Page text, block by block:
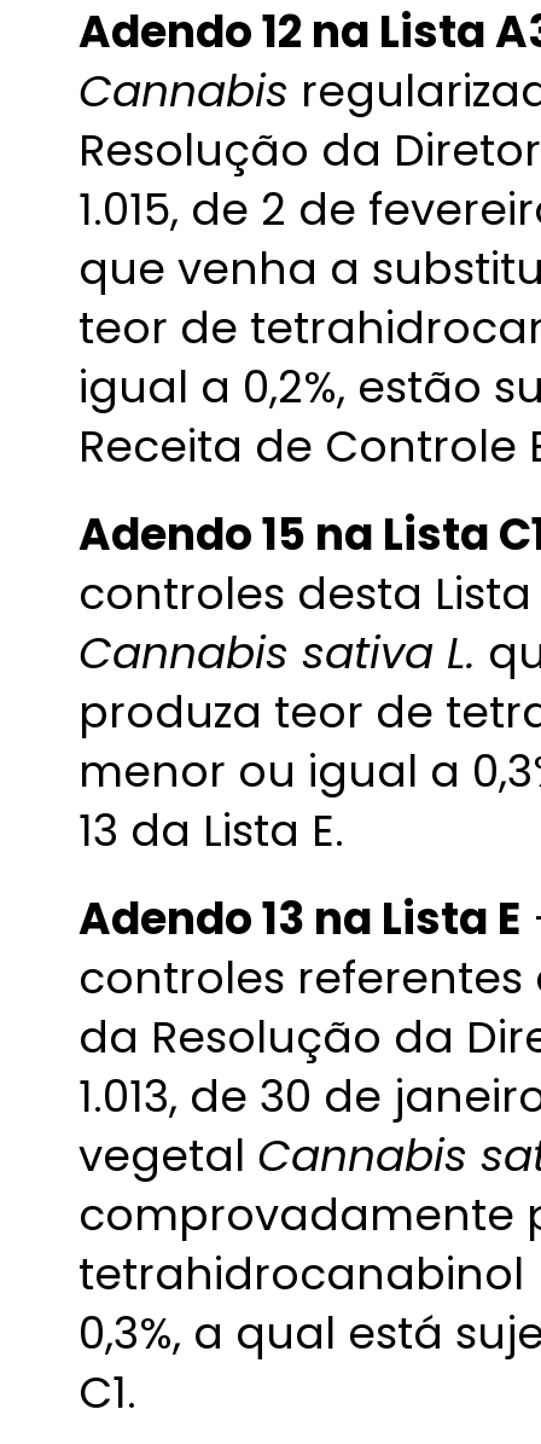
Adendo 12 na Lista
Cannabis
Resolução da
1.015, de 2 de
que venha a
teor de
igual a 0,2%, estão
Receita de Controle
Adendo 15 na Lista
controles desta
Cannabis sativa L.
produza teor de
menor ou igual a
13 da Lista E.
Adendo 13 na Lista E
controles referentes
da Resolução da
1.013, de 30 de
vegetal Cannabis
comprovadamente
tetrahidrocanabinol
0,3%, a qual está
C1.